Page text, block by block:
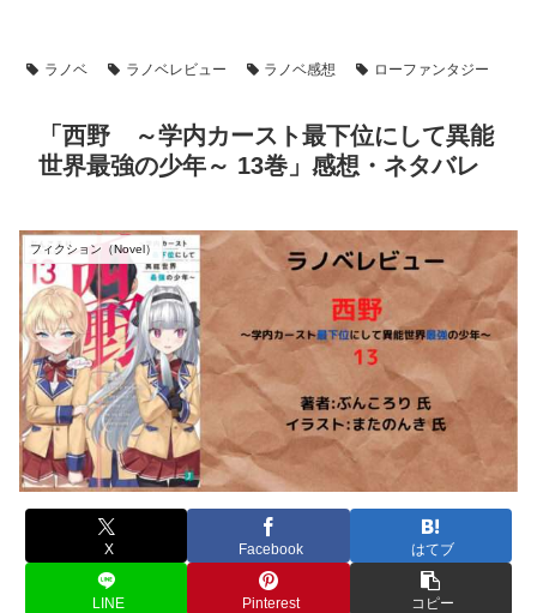
ラノベ ラノベレビュー ラノベ感想 ローファンタジー
「西野 ～学内カースト最下位にして異能
世界最強の少年～ 13巻」感想・ネタバレ
フィクション（Novel）
X Facebook はてブ
LINE Pinterest コピー